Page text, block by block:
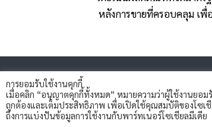
หลังการขายที่ครอบคลุม เพื่
customsfurnish - 2024. All rights reserved.
การยอมรับใช้งานคุกกี้
เมื่อคลิก “อนุญาตคุกกี้ทั้งหมด” หมายความว่าผู้ใช้งานยอม
ถูกต้องและเต็มประสิทธิภาพ เพื่อเปิดใช้คุณสมบัติของโซเชี
ถึงการแบ่งปันข้อมูลการใช้งานกับพาร์ทเนอร์โซเชียลมีเดีย